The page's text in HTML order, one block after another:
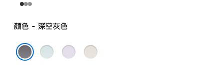
颜色 - 深空灰色
蓝
紫
星